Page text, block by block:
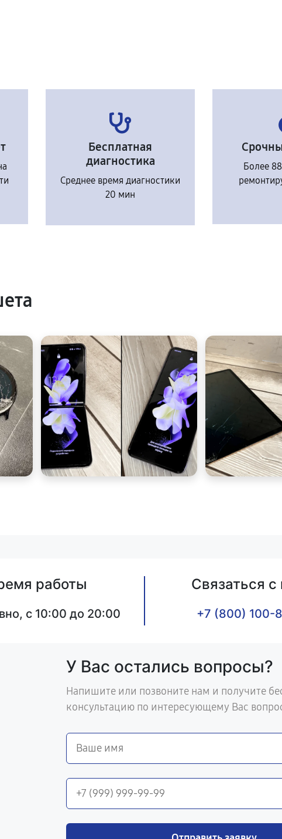
Бесплатная
диагностика
Среднее время диагностики
20 мин
Более
работы
с 10:00 до 20:00
Связаться с
+7 (800) 100-
У Вас остались вопросы?
Напишите или позвоните нам и получите
консультацию по интересующему Вас